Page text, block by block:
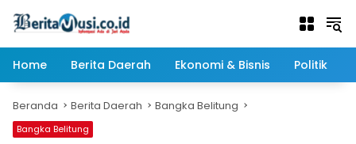
Home
Berita Daerah Ekonomi & Bisnis Politik
Beranda Berita Daerah Bangka Belitung
Bangka Belitung